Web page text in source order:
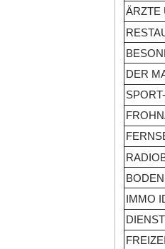
ÄRZTE
DER
IMMO